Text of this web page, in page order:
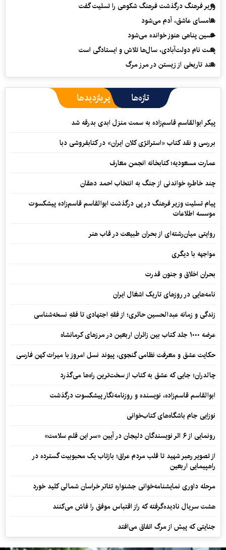
وزیر فرهنگ درگذشت فرهنگ شکوهی را تسلیت گفت
سامسای عاشق، آدم می‌شود
حسین پناهی هنوز خوانده می‌شود
پشت نام دولت‌آبادی، سال‌ها تلاش و ایستادگی است
سند تاریخی از زیستن در مرز مرگ
تازه‌ها پربازدیدها
پیکر ابوالقاسم قاسم‌زاده به سمت منزل ابدی بدرقه شد
بررسی و نقد کتاب «استراتژی کلان ایران» در کتابفروشی دبا
عمارت مسعودیه؛ کتابخانه انجمن معارف
چند خاطره خواندنی از جنگ به انتخاب احمد دهقان
پیام تسلیت وزیر فرهنگ در پی درگذشت ابوالقاسم قاسم‌زاده پیشکسوت
موسسه اطلاعات
روایتی میان‌رشته‌ای از بحران طبیعت در قاب هنر
مواجهه با دیگری
بحران اخلاق و جنون قدرت
نامه‌هایی در روزهای تاریک اشغال ایران
زندگی و زمانه عبدالحسین حائری؛ از فقهِ اجتهادی تا فقهِ نسخه‌شناسی
عرضه ۱۰۰۰ جلد کتاب بین زائران اربعین در مرزهای کرمانشاه
حکایت عشق و معرفت نظامی گنجوی، پیوند نسل امروز با میراث کهن فارسی
چالدران؛ جایی که عشق به کتاب از سخت‌ترین راه‌ها می‌گذرد
ابوالقاسم قاسم‌زاده، نویسنده و روزنامه‌نگار پیشکسوت درگذشت
نوزایی جام باشگاه‌های کتاب‌خوانی
رونمایی از ۶ اثر نویسندگان دلیجان در آیین «سر این قلم سلامت»
از تصویر رهبر شهید تا قلب مردم عراق؛ بازتاب یک محبوبیت گسترده در
راهپیمایی اربعین
مرحله داوری نمایشنامه‌خوانی جشنواره تئاتر خراسان شمالی کلید خورد
هشت سریال نادیده‌گرفته که راز اقتباس موفق را فاش می‌کنند
جنایتی که پیش از مرگ اتفاق می‌افتد